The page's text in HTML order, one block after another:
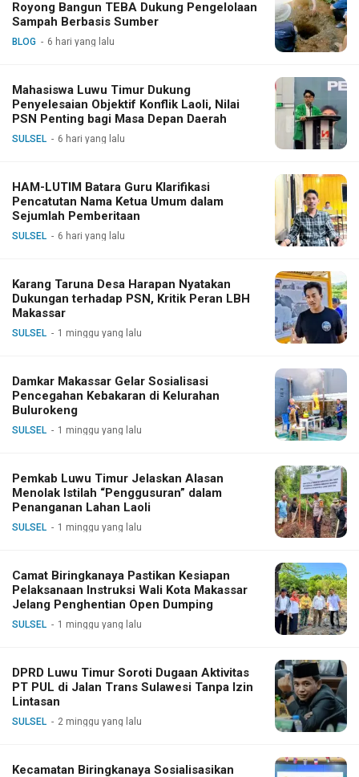
Royong Bangun TEBA Dukung Pengelolaan
Sampah Berbasis Sumber
BLOG 6 hari yang lalu
Mahasiswa Luwu Timur Dukung
Penyelesaian Objektif Konflik Laoli, Nilai
PSN Penting bagi Masa Depan Daerah
SULSEL 6 hari yang lalu
HAM-LUTIM Batara Guru Klarifikasi
Pencatutan Nama Ketua Umum dalam
Sejumlah Pemberitaan
SULSEL 6 hari yang lalu
Karang Taruna Desa Harapan Nyatakan
Dukungan terhadap PSN, Kritik Peran LBH
Makassar
SULSEL 1 minggu yang lalu
Damkar Makassar Gelar Sosialisasi
Pencegahan Kebakaran di Kelurahan
Bulurokeng
SULSEL 1 minggu yang lalu
Pemkab Luwu Timur Jelaskan Alasan
Menolak Istilah “Penggusuran” dalam
Penanganan Lahan Laoli
SULSEL 1 minggu yang lalu
Camat Biringkanaya Pastikan Kesiapan
Pelaksanaan Instruksi Wali Kota Makassar
Jelang Penghentian Open Dumping
SULSEL 1 minggu yang lalu
DPRD Luwu Timur Soroti Dugaan Aktivitas
PT PUL di Jalan Trans Sulawesi Tanpa Izin
Lintasan
SULSEL 2 minggu yang lalu
Kecamatan Biringkanaya Sosialisasikan